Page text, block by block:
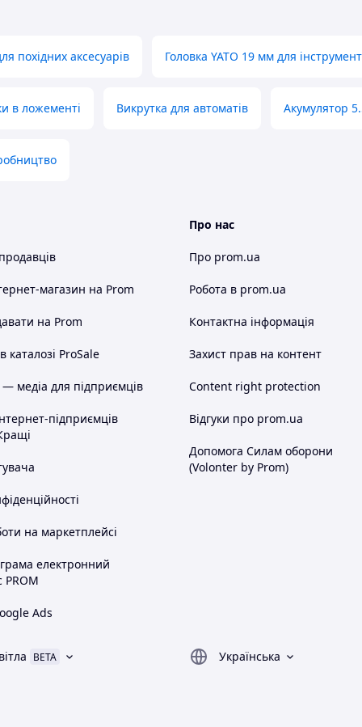
похідних аксесуарів Головка YATO 19 мм для
в ложементі Викрутка для автоматів Акумулятор
магазин на Prom
на Prom
каталозі ProSale
медіа для підприємців
підприємців
на маркетплейсі
електронний
PROM
Ads
Про нас
Про prom.ua
Робота в prom.ua
Контактна інформація
Захист прав на контент
Content right protection
Відгуки про prom.ua
Допомога Силам оборони
(Volonter by Prom)
BETA
Українська